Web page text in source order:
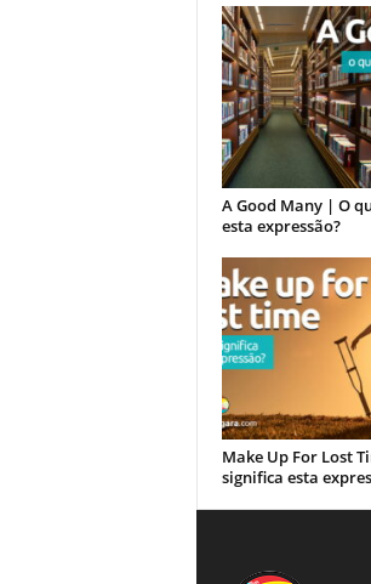
A Good Many | O
esta expressão?
Make Up For Lost
significa esta